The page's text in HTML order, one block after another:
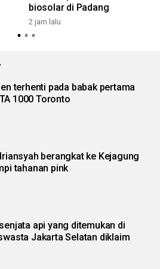
biosolar di Padang
2 jam lalu
terhenti pada babak pertama
1000 Toronto
berangkat ke Kejagung
tahanan pink
api yang ditemukan di
Jakarta Selatan diklaim